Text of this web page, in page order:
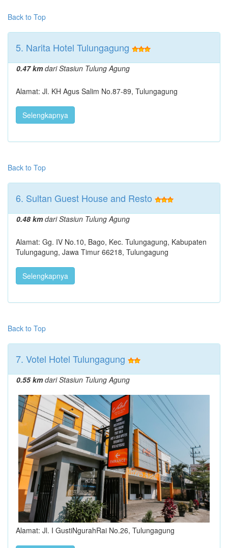
Back to Top
5. Narita Hotel Tulungagung
0.47 kmdari Stasiun Tulung Agung
Alamat: Jl. KH Agus Salim No.87-89, Tulungagung
Selengkapnya
Back to Top
6. Sultan Guest House and Resto
0.48 kmdari Stasiun Tulung Agung
Alamat: Gg. IV No.10, Bago, Kec. Tulungagung, Kabupaten
Tulungagung, Jawa Timur 66218, Tulungagung
Selengkapnya
Back to Top
7. Votel Hotel Tulungagung
0.55 kmdari Stasiun Tulung Agung
Alamat: Jl. I GustiNgurahRai No.26, Tulungagung